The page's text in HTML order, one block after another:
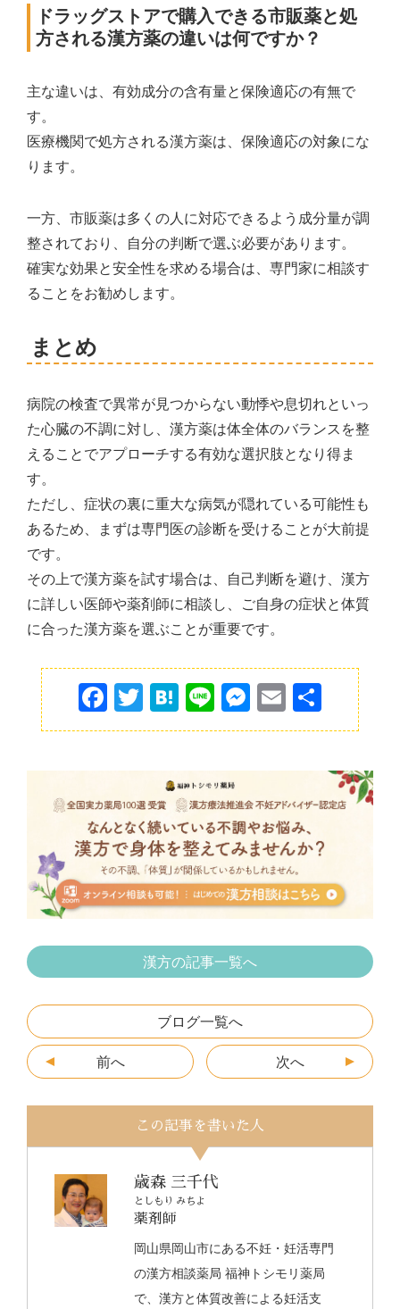
ドラッグストアで購入できる市販薬と処
方される漢方薬の違いは何ですか？
主な違いは、有効成分の含有量と保険適応の有無で
す。
医療機関で処方される漢方薬は、保険適応の対象にな
ります。
一方、市販薬は多くの人に対応できるよう成分量が調
整されており、自分の判断で選ぶ必要があります。
確実な効果と安全性を求める場合は、専門家に相談す
ることをお勧めします。
まとめ
病院の検査で異常が見つからない動悸や息切れといっ
た心臓の不調に対し、漢方薬は体全体のバランスを整
えることでアプローチする有効な選択肢となり得ま
す。
ただし、症状の裏に重大な病気が隠れている可能性も
あるため、まずは専門医の診断を受けることが大前提
です。
その上で漢方薬を試す場合は、自己判断を避け、漢方
に詳しい医師や薬剤師に相談し、ご自身の症状と体質
に合った漢方薬を選ぶことが重要です。
F
a
b
o
o
k
T
w
er
H
at
n
a
Li
n
M
e
e
n
g
er
E
m 有
漢方の記事一覧へ
ブログ一覧へ
前へ 次へ
この記事を書いた人
歳森 三千代
としもり みちよ
薬剤師
岡山県岡山市にある不妊・妊活専門
の漢方相談薬局 福神トシモリ薬局
で、漢方と体質改善による妊活支